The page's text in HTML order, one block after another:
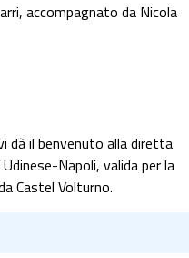
accompagnato da Nicola
dà il benvenuto alla diretta
Napoli, valida per la
Castel Volturno.